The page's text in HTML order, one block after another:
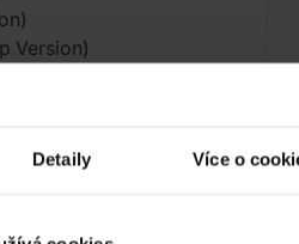
Detaily Více o
Version)
(Lp Version)